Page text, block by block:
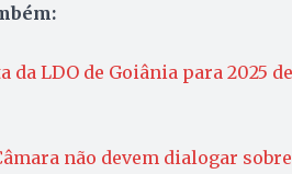
da LDO de Goiânia para 2025
não devem dialogar